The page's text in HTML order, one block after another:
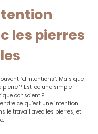
les pierres
“d’intentions”. Mais que
? Est-ce une simple
conscient ?
ce qu’est une intention
le travail avec les pierres, et